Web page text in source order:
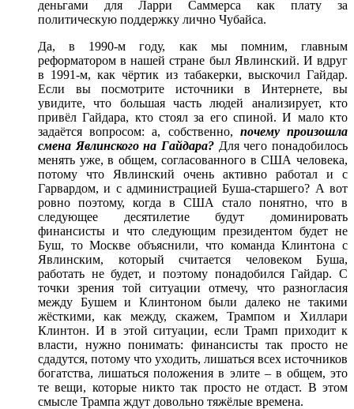
деньгами для Ларри Саммерса как плату за
политическую поддержку лично Чубайса.
Да, в 1990-м году, как мы помним, главным
реформатором в нашей стране был Явлинский. И вдруг
в 1991-м, как чëртик из табакерки, выскочил Гайдар.
Если вы посмотрите источники в Интернете, вы
увидите, что большая часть людей анализирует, кто
привëл Гайдара, кто стоял за его спиной. И мало кто
задаëтся вопросом: а, собственно, почему произошла
смена Явлинского на Гайдара? Для чего понадобилось
менять уже, в общем, согласованного в США человека,
потому что Явлинский очень активно работал и с
Гарвардом, и с администрацией Буша-старшего? А вот
ровно поэтому, когда в США стало понятно, что в
следующее десятилетие будут доминировать
финансисты и что следующим президентом будет не
Буш, то Москве объяснили, что команда Клинтона с
Явлинским, который считается человеком Буша,
работать не будет, и поэтому понадобился Гайдар. С
точки зрения той ситуации отмечу, что разногласия
между Бушем и Клинтоном были далеко не такими
жëсткими, как между, скажем, Трампом и Хиллари
Клинтон. И в этой ситуации, если Трамп приходит к
власти, нужно понимать: финансисты так просто не
сдадутся, потому что уходить, лишаться всех источников
богатства, лишаться положения в элите ‒ в общем, это
те вещи, которые никто так просто не отдаст. В этом
смысле Трампа ждут довольно тяжëлые времена.